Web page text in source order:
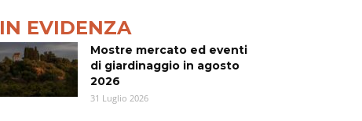
IN EVIDENZA
Mostre mercato ed eventi
di giardinaggio in agosto
2026
31 Luglio 2026